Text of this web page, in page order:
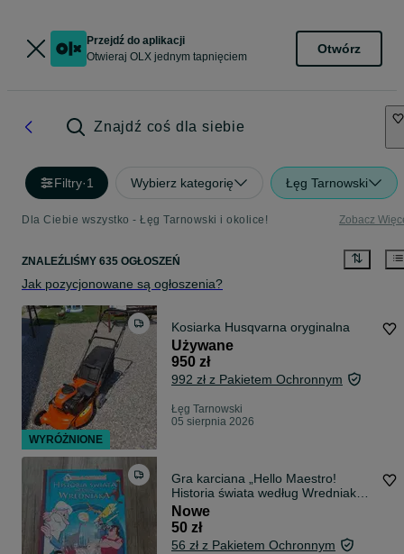
Przejdź do aplikacji
Otwieraj OLX jednym tapnięciem
Otwórz
Znajdź coś dla siebie
Filtry·1 Wybierz kategorię Łęg Tarnowski
Dla Ciebie wszystko - Łęg Tarnowski i okolice! Zobacz
ZNALEŹLIŚMY 635 OGŁOSZEŃ
Jak pozycjonowane są ogłoszenia?
Kosiarka Husqvarna oryginalna
Używane
950 zł
992 zł z Pakietem Ochronnym
Łęg Tarnowski
05 sierpnia 2026
Gra karciana „Hello Maestro!
Historia świata według Wredniaka”
nowa
Nowe
50 zł
56 zł z Pakietem Ochronnym
WYRÓŻNIONE